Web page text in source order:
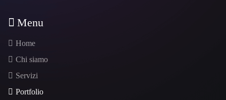
Menu
Home
Chi siamo
Servizi
Portfolio